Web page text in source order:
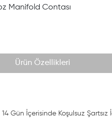
Manifold Contası
Ürün Özellikleri
Gün İçerisinde Koşulsuz Şartsız